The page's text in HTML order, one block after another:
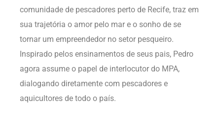
comunidade de pescadores perto de Recife, traz em
sua trajetória o amor pelo mar e o sonho de se
tornar um empreendedor no setor pesqueiro.
Inspirado pelos ensinamentos de seus pais, Pedro
agora assume o papel de interlocutor do MPA,
dialogando diretamente com pescadores e
aquicultores de todo o país.